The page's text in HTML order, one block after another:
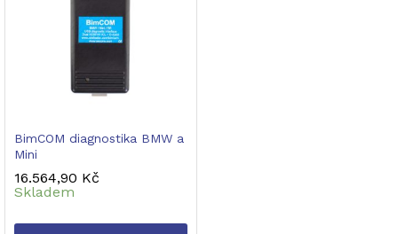
BimCOM diagnostika BMW a
Mini
16.564,90 Kč
Skladem